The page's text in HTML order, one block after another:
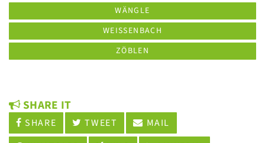
WÄNGLE
WEISSENBACH
ZÖBLEN
SHARE IT
SHARE TWEET
MAIL